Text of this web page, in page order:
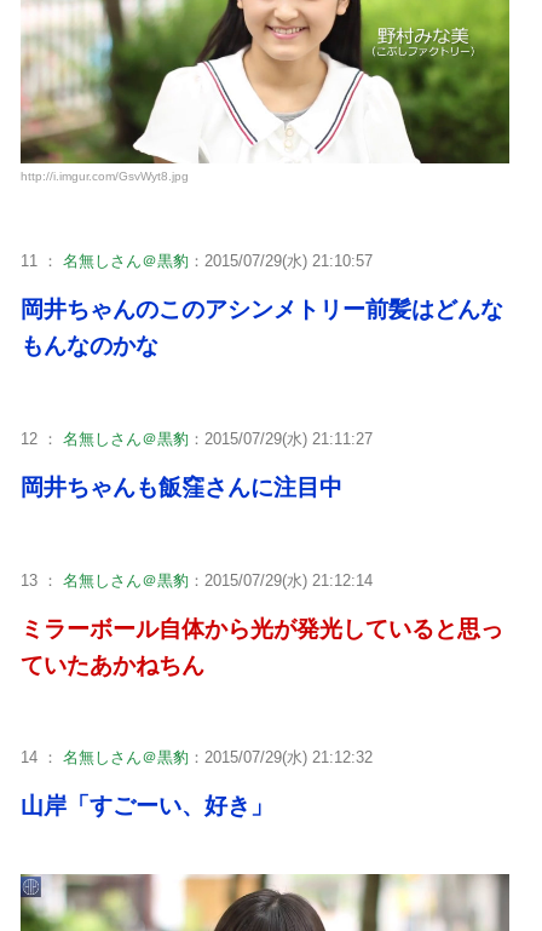
http://i.imgur.com/GsvWyt8.jpg
11 ： 名無しさん＠黒豹 ：2015/07/29(水) 21:10:57
岡井ちゃんのこのアシンメトリー前髪はどんな
もんなのかな
12 ： 名無しさん＠黒豹 ：2015/07/29(水) 21:11:27
岡井ちゃんも飯窪さんに注目中
13 ： 名無しさん＠黒豹 ：2015/07/29(水) 21:12:14
ミラーボール自体から光が発光していると思っ
ていたあかねちん
14 ： 名無しさん＠黒豹 ：2015/07/29(水) 21:12:32
山岸「すごーい、好き」